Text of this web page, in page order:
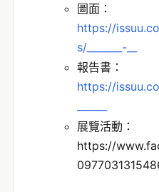
圖面：
https://
s/_______-__
報告書：
https://
展覽活動：
https://